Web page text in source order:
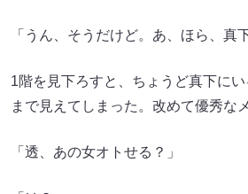
「うん、そうだけど。あ、ほら、真
1階を見下ろすと、ちょうど真下に
まで見えてしまった。改めて優秀な
「透、あの女オトせる？」